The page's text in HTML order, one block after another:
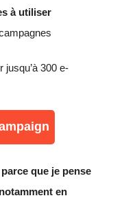
à utiliser
jusqu’à 300 e-
que je pense
en